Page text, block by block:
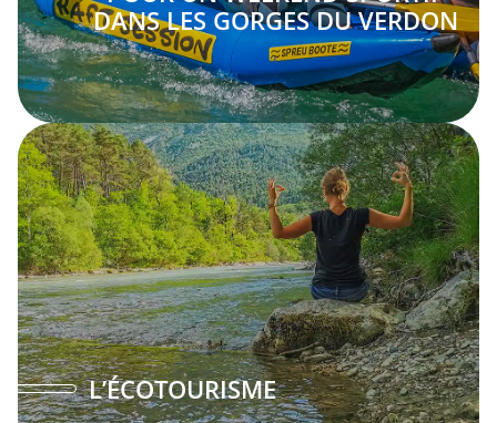
DANS LES GORGES DU VERDON
L’ÉCOTOURISME